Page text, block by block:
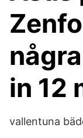
in 12
vallentuna